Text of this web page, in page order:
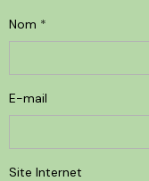
Nom
E-mail
Site Internet